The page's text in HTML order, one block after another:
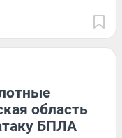
область
БПЛА